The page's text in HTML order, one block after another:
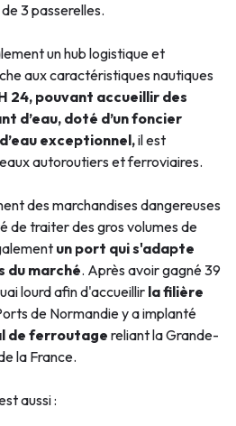
3 passerelles.
un hub logistique et
aux caractéristiques nautiques
24, pouvant accueillir des
d’eau, doté d’un foncier
exceptionnel,il est
autoroutiers et ferroviaires.
des marchandises dangereuses
de traiter des gros volumes de
un port qui s'adapte
du marché. Après avoir gagné 39
lourd afin d'accueillir la filière
de Normandie y a implanté
de ferroutage reliant la Grande-
la France.
aussi :